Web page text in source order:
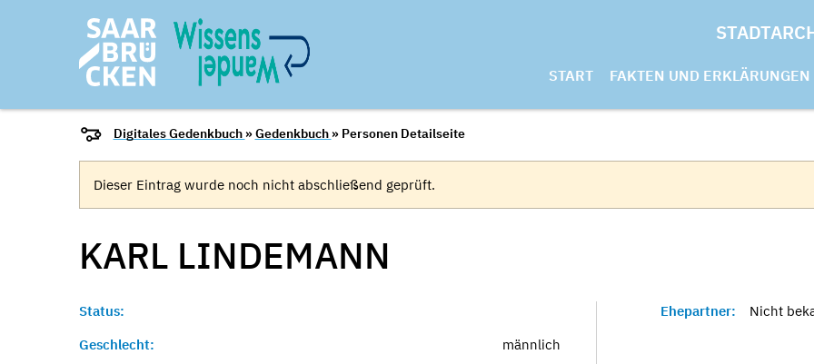
START FAKTEN UND ERKLÄRUNGEN
Digitales Gedenkbuch »Gedenkbuch » Personen Detailseite
Dieser Eintrag wurde noch nicht abschließend geprüft.
KARL LINDEMANN
Status:
Geschlecht:
männlich
Ehepartner: Nicht